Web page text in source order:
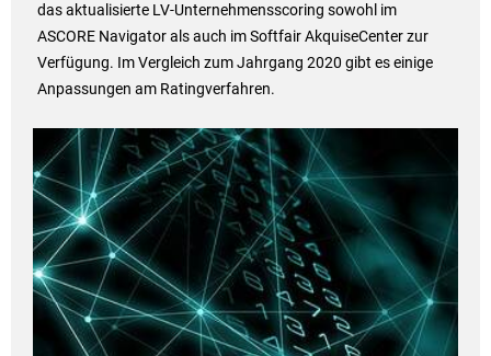
das aktualisierte LV-Unternehmensscoring sowohl im
ASCORE Navigator als auch im Softfair AkquiseCenter zur
Verfügung. Im Vergleich zum Jahrgang 2020 gibt es einige
Anpassungen am Ratingverfahren.